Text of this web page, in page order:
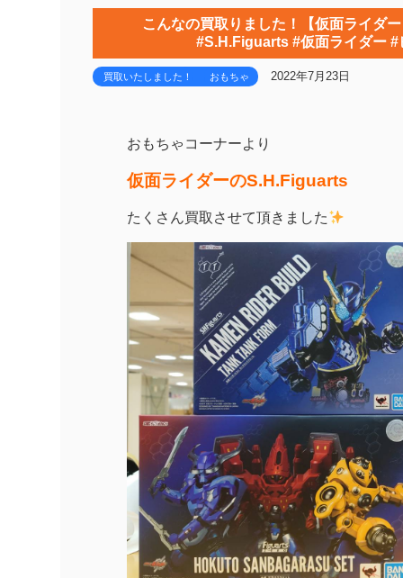
こんなの買取りました！【仮面ライダ
#S.H.Figuarts #仮面ライダー
買取いたしました！ おもちゃ 2022年7月23日
おもちゃコーナーより
仮面ライダーのS.H.Figuarts
たくさん買取させて頂きました